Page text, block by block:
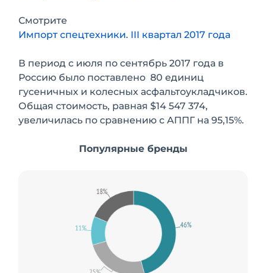
Смотрите
Импорт спецтехники. III квартал 2017 года
В период с июля по сентябрь 2017 года в
Россию было поставлено 80 единиц
гусеничных и колесных асфальтоукладчиков.
Общая стоимость, равная $14 547 374,
увеличилась по сравнению с АППГ на 95,15%.
Популярные бренды